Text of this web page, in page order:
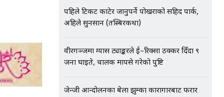
पहिले टिकट काटेर जानुपर्ने पोखराको सहिद पार्क,
अहिले सुनसान (तस्बिरकथा)
वीरगञ्जमा ग्यास ट्याङ्करले ई–रिक्सा ठक्कर दिँदा ९
जना घाइते, चालक मापसे गरेको पुष्टि
जेन्जी आन्दोलनका बेला झुम्का कारागारबाट फरार